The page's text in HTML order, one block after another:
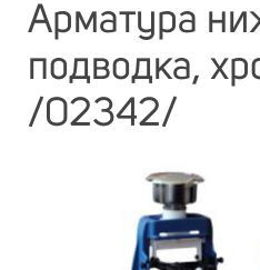
Арматура
подводка,
/02342/